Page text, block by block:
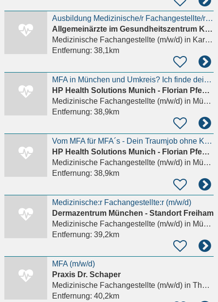
Ausbildung Medizinische/r Fachangestellte/r (m/w/d) - 2027 - Karlsfeld
Allgemeinärzte im Gesundheitszentrum Karlsfeld PartG mbB
Medizinische Fachangestellte (m/w/d)in Karlsfeld
Entfernung: 38,1km
MFA in München und Umkreis? Ich finde deinen Traumjob!
HP Health Solutions Munich - Florian Pfender
Medizinische Fachangestellte (m/w/d)in München, Allach
Entfernung: 38,9km
Vom MFA für MFA´s - Dein Traumjob ohne Kompromisse
HP Health Solutions Munich - Florian Pfender
Medizinische Fachangestellte (m/w/d)in München, Allach
Entfernung: 38,9km
Medizinische:r Fachangestellte:r (m/w/d)
Dermazentrum München - Standort Freiham
Medizinische Fachangestellte (m/w/d)in München
Entfernung: 39,2km
MFA (m/w/d)
Praxis Dr. Schaper
Medizinische Fachangestellte (m/w/d)in Thannhausen
Entfernung: 40,2km